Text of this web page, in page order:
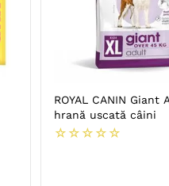
ROYAL CANIN Giant
hrană uscată câini
☆ ☆ ☆ ☆ ☆